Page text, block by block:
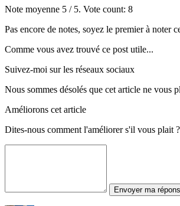
Note moyenne 5 / 5. Vote count: 8
Pas encore de notes, soyez le premier à noter
Comme vous avez trouvé ce post utile...
Suivez-moi sur les réseaux sociaux
Nous sommes désolés que cet article ne vous
Améliorons cet article
Dites-nous comment l'améliorer s'il vous plait ?
Envoyer ma